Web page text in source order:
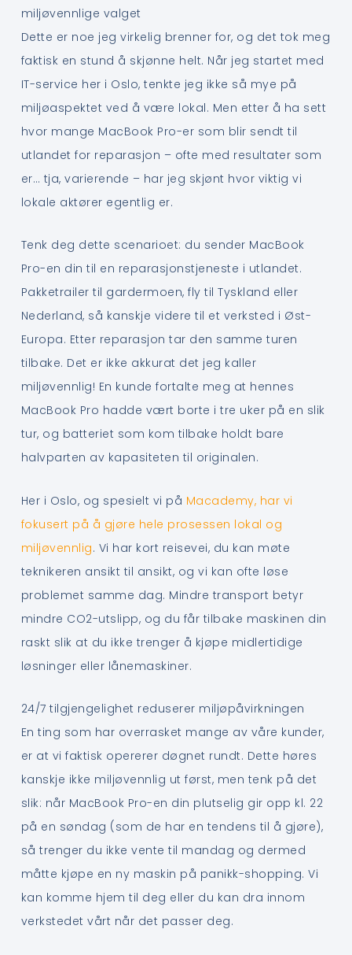
miljøvennlige valget
Dette er noe jeg virkelig brenner for, og det tok meg
faktisk en stund å skjønne helt. Når jeg startet med
IT-service her i Oslo, tenkte jeg ikke så mye på
miljøaspektet ved å være lokal. Men etter å ha sett
hvor mange MacBook Pro-er som blir sendt til
utlandet for reparasjon – ofte med resultater som
er… tja, varierende – har jeg skjønt hvor viktig vi
lokale aktører egentlig er.
Tenk deg dette scenarioet: du sender MacBook
Pro-en din til en reparasjonstjeneste i utlandet.
Pakketrailer til gardermoen, fly til Tyskland eller
Nederland, så kanskje videre til et verksted i Øst-
Europa. Etter reparasjon tar den samme turen
tilbake. Det er ikke akkurat det jeg kaller
miljøvennlig! En kunde fortalte meg at hennes
MacBook Pro hadde vært borte i tre uker på en slik
tur, og batteriet som kom tilbake holdt bare
halvparten av kapasiteten til originalen.
Her i Oslo, og spesielt vi på Macademy, har vi
fokusert på å gjøre hele prosessen lokal og
miljøvennlig. Vi har kort reisevei, du kan møte
teknikeren ansikt til ansikt, og vi kan ofte løse
problemet samme dag. Mindre transport betyr
mindre CO2-utslipp, og du får tilbake maskinen din
raskt slik at du ikke trenger å kjøpe midlertidige
løsninger eller lånemaskiner.
24/7 tilgjengelighet reduserer miljøpåvirkningen
En ting som har overrasket mange av våre kunder,
er at vi faktisk opererer døgnet rundt. Dette høres
kanskje ikke miljøvennlig ut først, men tenk på det
slik: når MacBook Pro-en din plutselig gir opp kl. 22
på en søndag (som de har en tendens til å gjøre),
så trenger du ikke vente til mandag og dermed
måtte kjøpe en ny maskin på panikk-shopping. Vi
kan komme hjem til deg eller du kan dra innom
verkstedet vårt når det passer deg.